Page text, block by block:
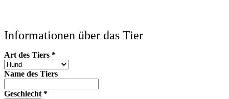
Informationen über das Tier
Art des Tiers *
Name des Tiers
Geschlecht *